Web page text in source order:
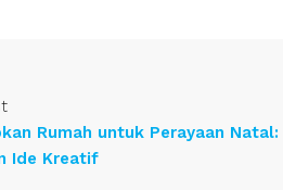
Rumah untuk Perayaan Natal:
Ide Kreatif